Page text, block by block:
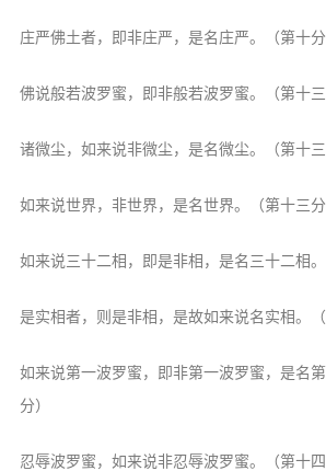
庄严佛土者，即非庄严，是名庄严。 （第十分
佛说般若波罗蜜，即非般若波罗蜜。 （第十
诸微尘，如来说非微尘，是名微尘。 （第十
如来说世界，非世界，是名世界。 （第十三分
如来说三十二相，即是非相，是名三十二相
是实相者，则是非相，是故如来说名实相。
如来说第一波罗蜜，即非第一波罗蜜， 是名
分）
忍辱波罗蜜，如来说非忍辱波罗蜜。（第十四